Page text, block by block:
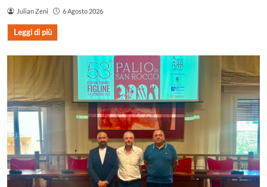
Julian Zeni 6 Agosto 2026
Leggi di più